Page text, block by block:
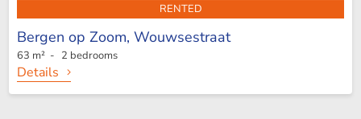
RENTED
Bergen op Zoom, Wouwsestraat
63 m² - 2 bedrooms
Details